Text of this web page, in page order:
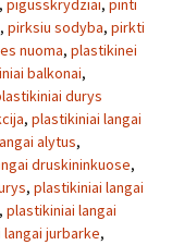
, pigusskrydziai, pinti
, pirksiu sodyba, pirkti
nuoma, plastikinei
balkonai,
durys
, plastikiniai langai
alytus,
druskininkuose,
, plastikiniai langai
, plastikiniai langai
jurbarke,